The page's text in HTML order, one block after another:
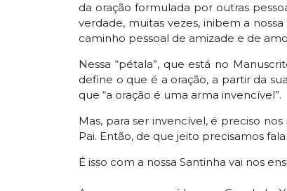
da oração formulada por outras
verdade, muitas vezes, inibem a
caminho pessoal de amizade e de
Nessa “pétala”, que está no
define o que é a oração, a partir da
que “a oração é uma arma invencível”.
Mas, para ser invencível, é preciso
Pai. Então, de que jeito precisamos
É isso com a nossa Santinha vai nos